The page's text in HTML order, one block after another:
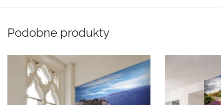
Podobne produkty